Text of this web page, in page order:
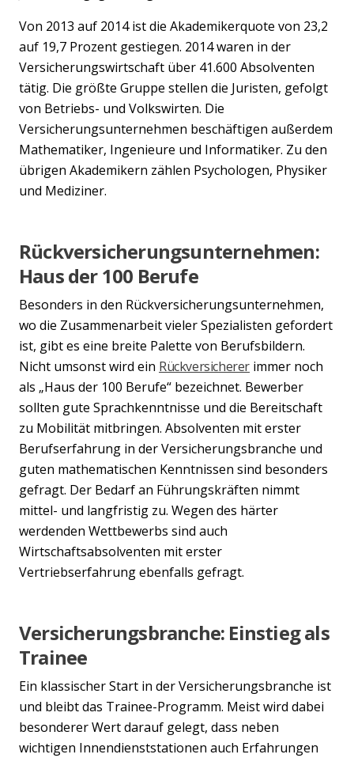
Von 2013 auf 2014 ist die Akademikerquote von 23,2
auf 19,7 Prozent gestiegen. 2014 waren in der
Versicherungswirtschaft über 41.600 Absolventen
tätig. Die größte Gruppe stellen die Juristen, gefolgt
von Betriebs- und Volkswirten. Die
Versicherungsunternehmen beschäftigen außerdem
Mathematiker, Ingenieure und Informatiker. Zu den
übrigen Akademikern zählen Psychologen, Physiker
und Mediziner.
Rückversicherungsunternehmen:
Haus der 100 Berufe
Besonders in den Rückversicherungsunternehmen,
wo die Zusammenarbeit vieler Spezialisten gefordert
ist, gibt es eine breite Palette von Berufsbildern.
Nicht umsonst wird ein Rückversicherer immer noch
als „Haus der 100 Berufe“ bezeichnet. Bewerber
sollten gute Sprachkenntnisse und die Bereitschaft
zu Mobilität mitbringen. Absolventen mit erster
Berufserfahrung in der Versicherungsbranche und
guten mathematischen Kenntnissen sind besonders
gefragt. Der Bedarf an Führungskräften nimmt
mittel- und langfristig zu. Wegen des härter
werdenden Wettbewerbs sind auch
Wirtschaftsabsolventen mit erster
Vertriebserfahrung ebenfalls gefragt.
Versicherungsbranche: Einstieg als
Trainee
Ein klassischer Start in der Versicherungsbranche ist
und bleibt das Trainee-Programm. Meist wird dabei
besonderer Wert darauf gelegt, dass neben
wichtigen Innendienststationen auch Erfahrungen